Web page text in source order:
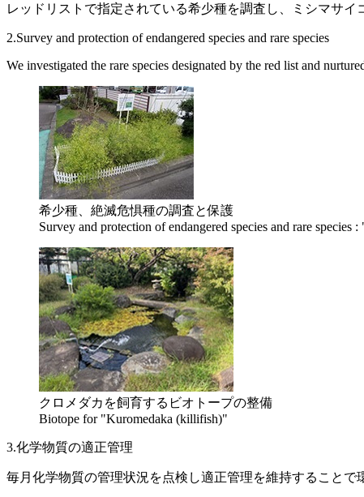
レッドリストで指定されている希少種を調査し、ミシマサイ
2.Survey and protection of endangered species and rare species
We investigated the rare species designated by the red list and
希少種、絶滅危惧種の調査と保護
Survey and protection of endangered species and rare species
クロメダカを飼育するビオトープの整備
Biotope for "Kuromedaka (killifish)"
3.化学物質の適正管理
毎月化学物質の管理状況を点検し適正管理を維持することで